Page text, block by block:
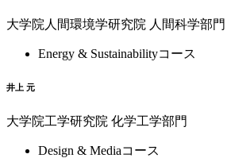
大学院人間環境学研究院 人間科学部門
Energy & Sustainabilityコース
井上 元
大学院工学研究院 化学工学部門
Design & Mediaコース